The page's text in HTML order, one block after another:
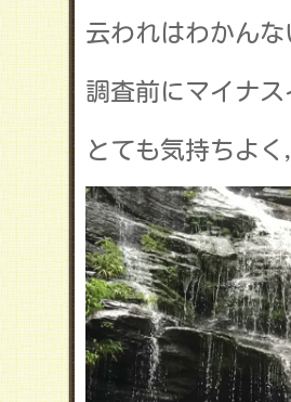
云われはわかん
調査前にマイナ
とても気持ちよ